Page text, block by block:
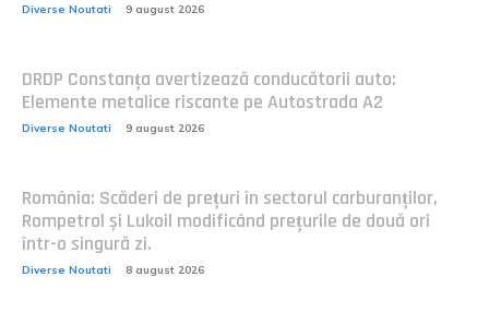
Diverse Noutati 9 august 2026
DRDP Constanța avertizează conducătorii auto:
Elemente metalice riscante pe Autostrada A2
Diverse Noutati 9 august 2026
România: Scăderi de prețuri în sectorul carburanților,
Rompetrol și Lukoil modificând prețurile de două ori
într-o singură zi.
Diverse Noutati 8 august 2026